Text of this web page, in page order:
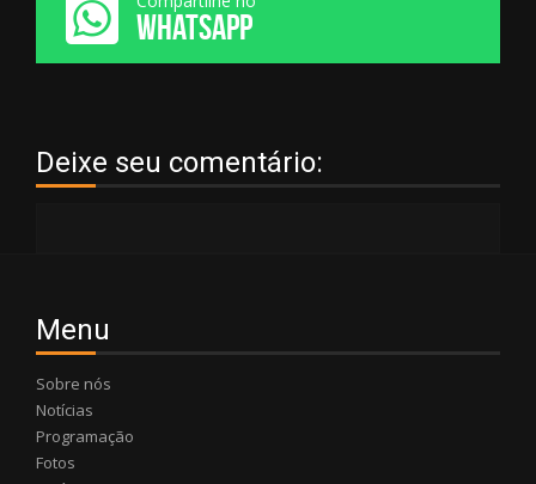
WHATSAPP
Deixe seu comentário:
Menu
Sobre nós
Notícias
Programação
Fotos